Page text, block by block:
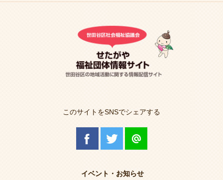
このサイトをSNSでシェアする
イベント・お知らせ